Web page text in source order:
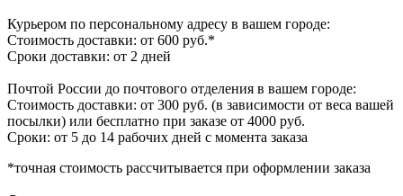
Курьером по персональному адресу в вашем городе:
Стоимость доставки: от 600 руб.*
Сроки доставки: от 2 дней
Почтой России до почтового отделения в вашем городе:
Стоимость доставки: от 300 руб. (в зависимости от веса вашей
посылки) или бесплатно при заказе от 4000 руб.
Сроки: от 5 до 14 рабочих дней с момента заказа
*точная стоимость рассчитывается при оформлении заказа